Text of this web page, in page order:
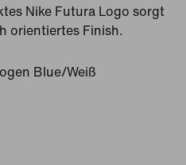
Nike Futura Logo sorgt
orientiertes Finish.
Blue/Weiß